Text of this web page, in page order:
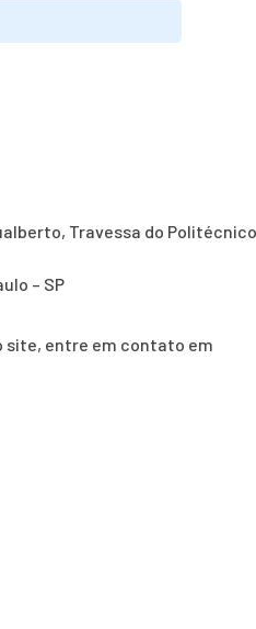
Travessa do
– SP
site, entre em contato em